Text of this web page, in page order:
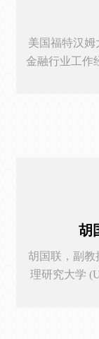
Conference，
International
International
美国福特汉
金融行业工作
贷款风险模
工智能对公
胡
胡国联，副教
理研究大学
会 (ACCA)